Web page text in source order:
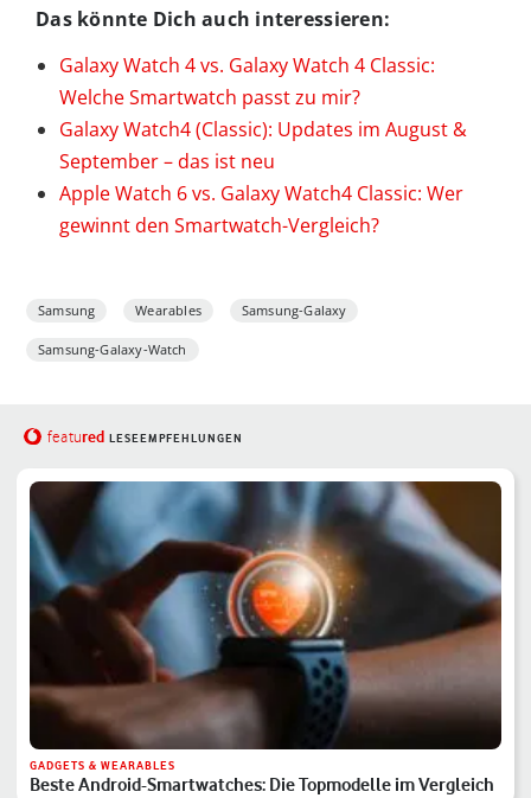
Das könnte Dich auch interessieren:
Galaxy Watch 4 vs. Galaxy Watch 4 Classic:
Welche Smartwatch passt zu mir?
Galaxy Watch4 (Classic): Updates im August &
September – das ist neu
Apple Watch 6 vs. Galaxy Watch4 Classic: Wer
gewinnt den Smartwatch-Vergleich?
Samsung Wearables Samsung-Galaxy
Samsung-Galaxy-Watch
featured LESEEMPFEHLUNGEN
GADGETS & WEARABLES
Beste Android-Smartwatches: Die Topmodelle im Vergleich